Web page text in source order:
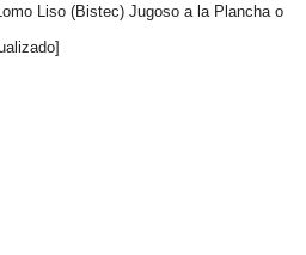
Liso (Bistec) Jugoso a la Plancha o